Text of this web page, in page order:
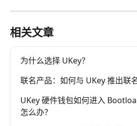
相关文章
为什么选择 UKey？
联名产品：如何与 UKey 推出联
UKey 硬件钱包如何进入
怎么办？